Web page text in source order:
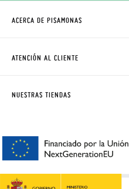
ACERCA DE PISAMONAS
CÓMO COMPRAR
AVISO LEGAL, PRIVACIDAD Y COOKIES
REBAJAS
ATENCIÓN AL CLIENTE
PREGUNTAS FRECUENTES
NUESTRAS TIENDAS